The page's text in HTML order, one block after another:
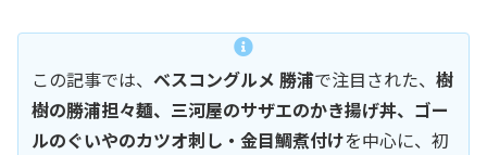
この記事では、 ベスコングルメ 勝浦で注目された、 樹
樹の勝浦担々麺、三河屋のサザエのかき揚げ丼、ゴー
ルのぐいやのカツオ刺し・金目鯛煮付けを中心に、初